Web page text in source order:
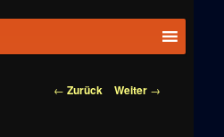
Beitragsnavigation
← Zurück Weiter →